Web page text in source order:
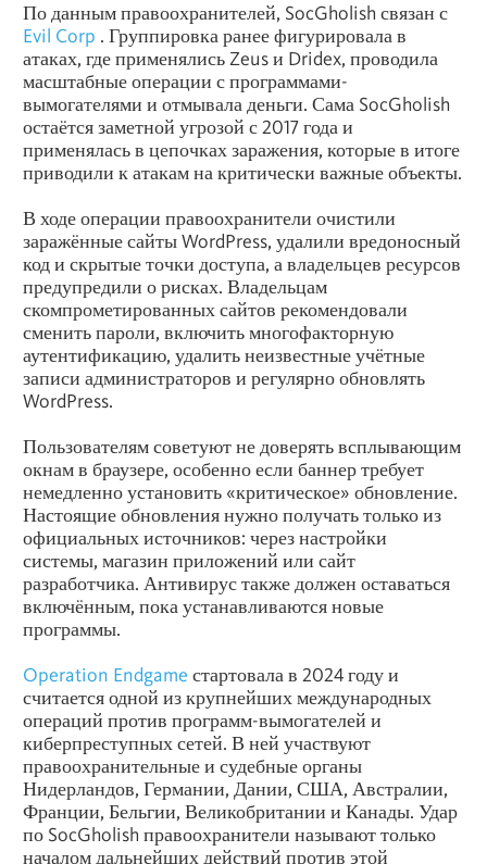
По данным правоохранителей, SocGholish связан с
Evil Corp . Группировка ранее фигурировала в
атаках, где применялись Zeus и Dridex, проводила
масштабные операции с программами-
вымогателями и отмывала деньги. Сама SocGholish
остаётся заметной угрозой с 2017 года и
применялась в цепочках заражения, которые в итоге
приводили к атакам на критически важные объекты.
В ходе операции правоохранители очистили
заражённые сайты WordPress, удалили вредоносный
код и скрытые точки доступа, а владельцев ресурсов
предупредили о рисках. Владельцам
скомпрометированных сайтов рекомендовали
сменить пароли, включить многофакторную
аутентификацию, удалить неизвестные учётные
записи администраторов и регулярно обновлять
WordPress.
Пользователям советуют не доверять всплывающим
окнам в браузере, особенно если баннер требует
немедленно установить «критическое» обновление.
Настоящие обновления нужно получать только из
официальных источников: через настройки
системы, магазин приложений или сайт
разработчика. Антивирус также должен оставаться
включённым, пока устанавливаются новые
программы.
Operation Endgame стартовала в 2024 году и
считается одной из крупнейших международных
операций против программ-вымогателей и
киберпреступных сетей. В ней участвуют
правоохранительные и судебные органы
Нидерландов, Германии, Дании, США, Австралии,
Франции, Бельгии, Великобритании и Канады. Удар
по SocGholish правоохранители называют только
началом дальнейших действий против этой